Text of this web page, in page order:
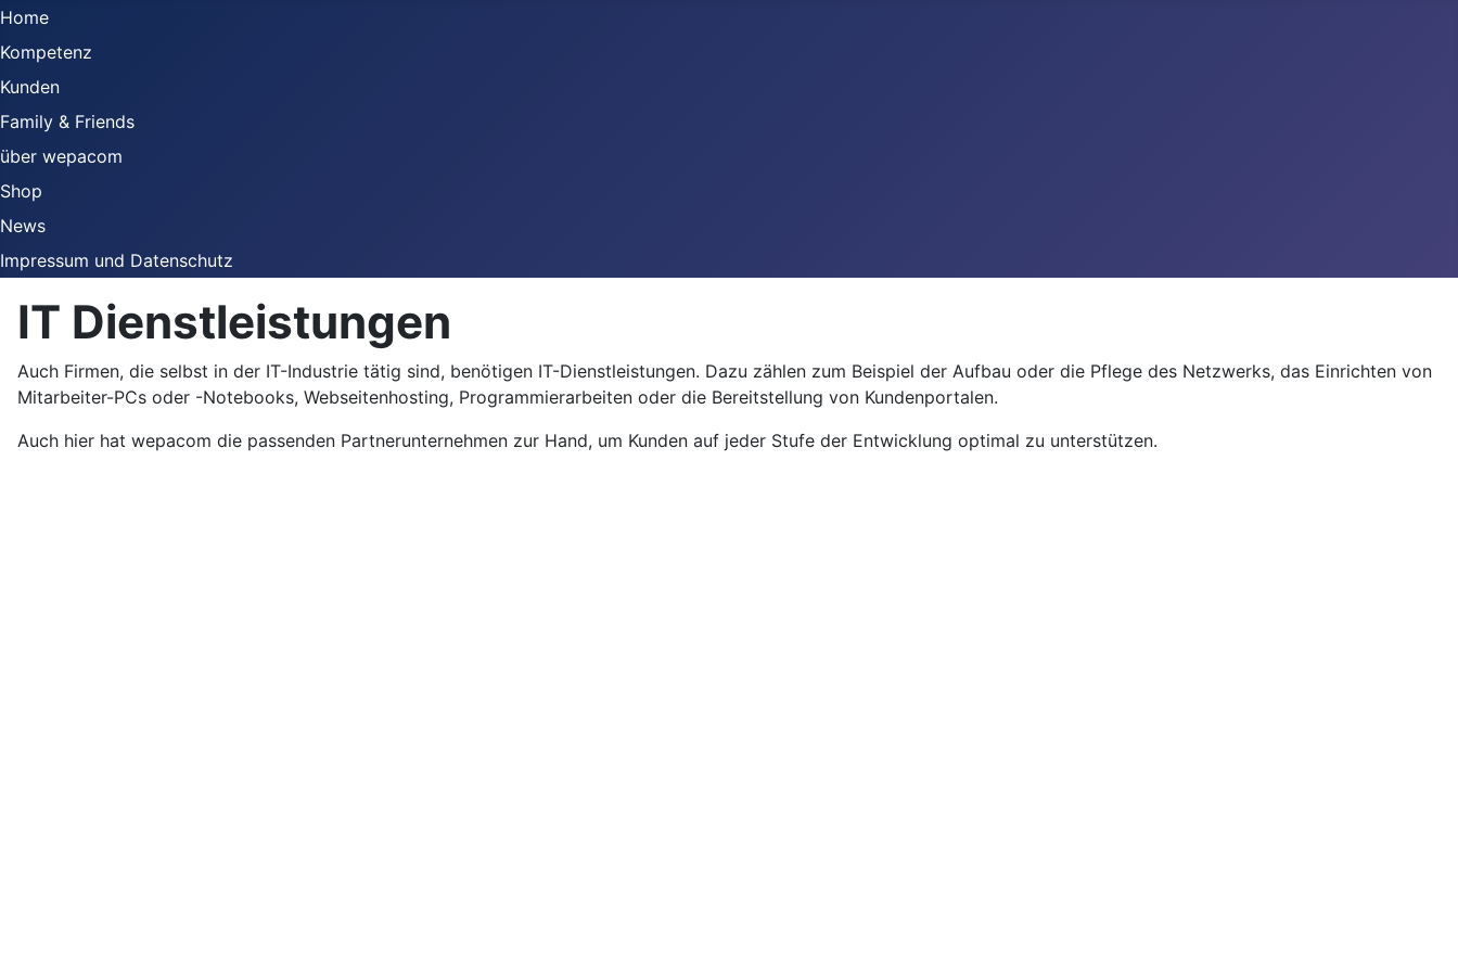
Home
Kompetenz
Kunden
Family & Friends
über wepacom
Shop
News
Impressum und Datenschutz
IT Dienstleistungen
Auch Firmen, die selbst in der IT-Industrie tätig sind, benötigen IT-Dienstleistungen. Dazu zählen zum Beispiel der Aufbau oder die Pflege des Netzwerks, das Einrichten von
Mitarbeiter-PCs oder -Notebooks, Webseitenhosting, Programmierarbeiten oder die Bereitstellung von Kundenportalen.
Auch hier hat wepacom die passenden Partnerunternehmen zur Hand, um Kunden auf jeder Stufe der Entwicklung optimal zu unterstützen.